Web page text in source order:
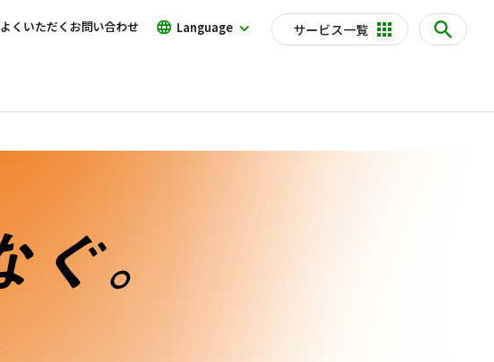
サービス一覧
Language
よくいただくお問い合わせ